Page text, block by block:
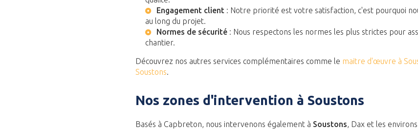
Engagement client : Notre priorité est votre satisfaction, c'est pourquoi
au long du projet.
Normes de sécurité : Nous respectons les normes les plus strictes pour
chantier.
Découvrez nos autres services complémentaires comme le maitre d'œuvre à
Soustons.
Nos zones d'intervention à Soustons
Basés à Capbreton, nous intervenons également à Soustons, Dax et les